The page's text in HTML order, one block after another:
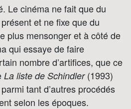
Le cinéma ne fait que du
et ne fixe que du
plus mensonger et à côté de
qui essaye de faire
nombre d’artifices, que ce
La liste de Schindler(1993)
tant d’autres procédés
selon les époques.